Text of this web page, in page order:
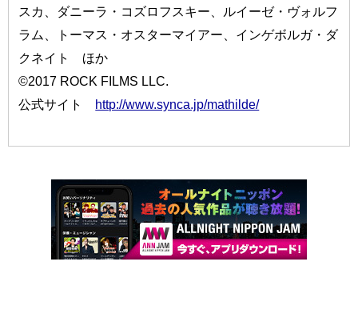
スカ、ダニーラ・コズロフスキー、ルイーゼ・ヴォルフ
ラム、トーマス・オスターマイアー、インゲボルガ・ダ
クネイト ほか
©2017 ROCK FILMS LLC.
公式サイト http://www.synca.jp/mathilde/